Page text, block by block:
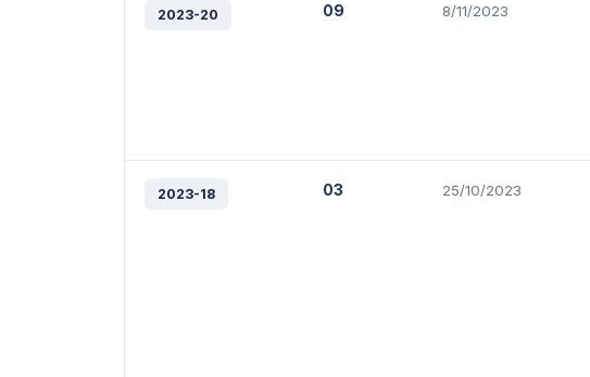
2023-20 09 8/11/2023
2023-18 03 25/10/2023